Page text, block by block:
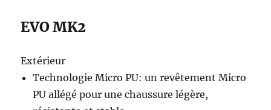
EVO MK2
Extérieur
Technologie Micro PU: un revêtement Micro
PU allégé pour une chaussure légère,